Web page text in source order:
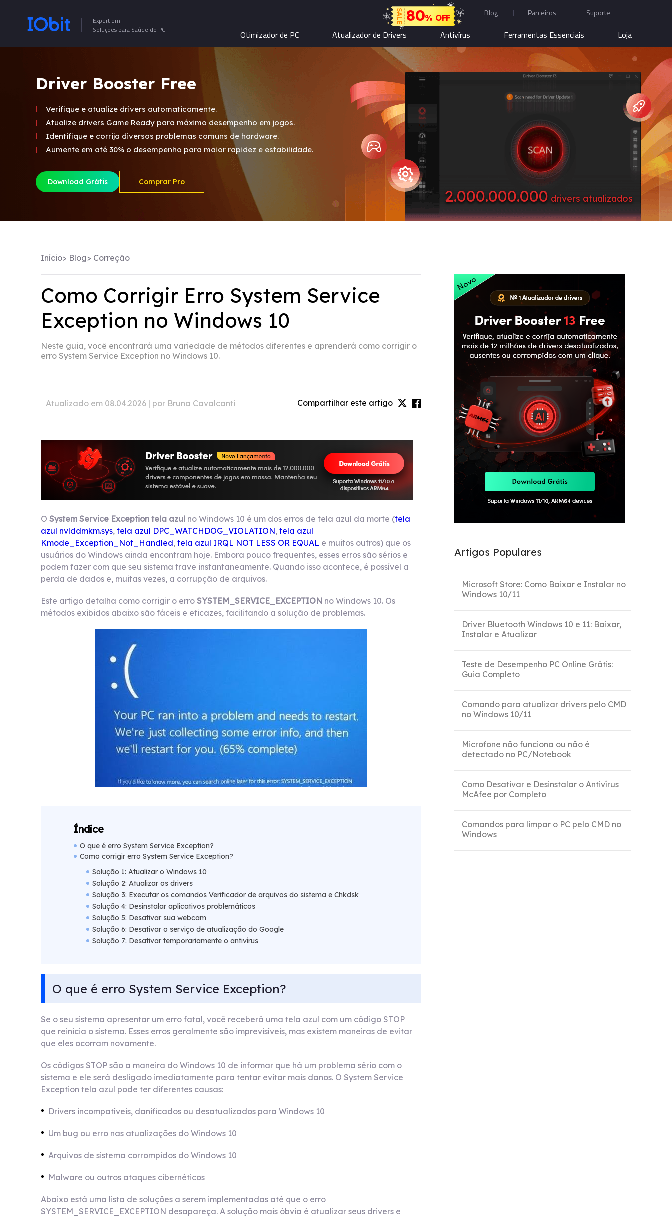
Expert em
Soluções para Saúde do PC
SALE 80% OFF Blog Parceiros Suporte
Otimizador de PC Atualizador de Drivers Antivírus Ferramentas Essenciais Loja
Driver Booster Free
Verifique e atualize drivers automaticamente.
Atualize drivers Game Ready para máximo desempenho em jogos.
Identifique e corrija diversos problemas comuns de hardware.
Aumente em até 30% o desempenho para maior rapidez e estabilidade.
2.000.000.000 drivers atualizados
Download Grátis Comprar Pro
Início> Blog> Correção
Como Corrigir Erro System Service
Exception no Windows 10
Neste guia, você encontrará uma variedade de métodos diferentes e aprenderá como corrigir o
erro System Service Exception no Windows 10.
Atualizado em 08.04.2026 | por Bruna Cavalcanti Compartilhar este artigo
O System Service Exception tela azul no Windows 10 é um dos erros de tela azul da morte (tela
azul nvlddmkm.sys, tela azul DPC_WATCHDOG_VIOLATION, tela azul
Kmode_Exception_Not_Handled, tela azul IRQL NOT LESS OR EQUAL e muitos outros) que os
usuários do Windows ainda encontram hoje. Embora pouco frequentes, esses erros são sérios e
podem fazer com que seu sistema trave instantaneamente. Quando isso acontece, é possível a
perda de dados e, muitas vezes, a corrupção de arquivos.
Este artigo detalha como corrigir o erro SYSTEM_SERVICE_EXCEPTION no Windows 10. Os
métodos exibidos abaixo são fáceis e eficazes, facilitando a solução de problemas.
Índice
O que é erro System Service Exception?
Como corrigir erro System Service Exception?
Solução 1: Atualizar o Windows 10
Solução 2: Atualizar os drivers
Solução 3: Executar os comandos Verificador de arquivos do sistema e Chkdsk
Solução 4: Desinstalar aplicativos problemáticos
Solução 5: Desativar sua webcam
Solução 6: Desativar o serviço de atualização do Google
Solução 7: Desativar temporariamente o antivírus
O que é erro System Service Exception?
Se o seu sistema apresentar um erro fatal, você receberá uma tela azul com um código STOP
que reinicia o sistema. Esses erros geralmente são imprevisíveis, mas existem maneiras de evitar
que eles ocorram novamente.
Os códigos STOP são a maneira do Windows 10 de informar que há um problema sério com o
sistema e ele será desligado imediatamente para tentar evitar mais danos. O System Service
Exception tela azul pode ter diferentes causas:
Drivers incompatíveis, danificados ou desatualizados para Windows 10
Um bug ou erro nas atualizações do Windows 10
Arquivos de sistema corrompidos do Windows 10
Malware ou outros ataques cibernéticos
Abaixo está uma lista de soluções a serem implementadas até que o erro
SYSTEM_SERVICE_EXCEPTION desapareça. A solução mais óbvia é atualizar seus drivers e
Artigos Populares
Microsoft Store: Como Baixar e Instalar no
Windows 10/11
Driver Bluetooth Windows 10 e 11: Baixar,
Instalar e Atualizar
Teste de Desempenho PC Online Grátis:
Guia Completo
Comando para atualizar drivers pelo CMD
no Windows 10/11
Microfone não funciona ou não é
detectado no PC/Notebook
Como Desativar e Desinstalar o Antivírus
McAfee por Completo
Comandos para limpar o PC pelo CMD no
Windows